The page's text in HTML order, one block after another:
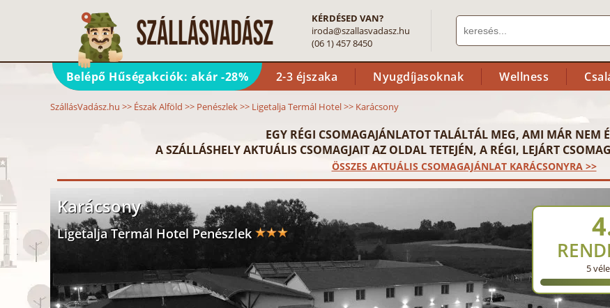
KÉRDÉSED VAN?
iroda@szallasvadasz.hu
(06 1) 457 8450
Belépő Hűségakciók: akár -28% 2-3 éjszaka Nyugdíjasoknak Wellness
SzállásVadász.hu >> Észak Alföld >> Penészlek>> Ligetalja Termál Hotel>> Karácsony
EGY RÉGI CSOMAGAJÁNLATOT TALÁLTÁL MEG, AMI MÁR NEM
A SZÁLLÁSHELY AKTUÁLIS CSOMAGJAIT AZ OLDAL TETEJÉN, A RÉGI, LEJÁRT
ÖSSZES AKTUÁLIS CSOMAGAJÁNLAT KARÁCSONYRA >>
Karácsony
Ligetalja Termál Hotel Penészlek
5